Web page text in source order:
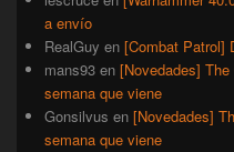
a envío
RealGuy en [Combat Patrol]
mans93 en [Novedades]
semana que viene
Gonsilvus en [Novedades]
semana que viene